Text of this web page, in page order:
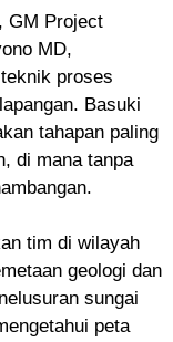
GM Project
MD,
proses
Basuki
tahapan paling
di mana tanpa
tim di wilayah
geologi dan
sungai
peta